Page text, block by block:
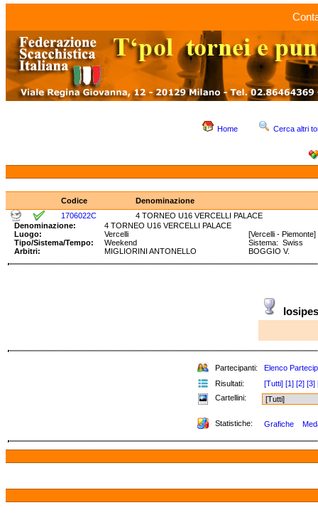
Home Cerca altri
Codice Denominazione
1706022C
4 TORNEO U16 VERCELLI PALACE
Denominazione:
4 TORNEO U16 VERCELLI PALACE
Luogo:
Vercelli
[Vercelli - Piemonte]
Tipo/Sistema/Tempo:
Weekend
Sistema: Swiss
Arbitri:
MIGLIORINI ANTONELLO BOGGIO V.
Partecipanti: Elenco
Risultati:
[Tutti] [1] [2] [3]
Cartellini:
Statistiche: Grafiche